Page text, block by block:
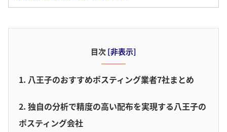
目次[非表示]
1. 八王子のおすすめポスティング業者7社まとめ
2. 独自の分析で精度の高い配布を実現する八王子の
ポスティング会社